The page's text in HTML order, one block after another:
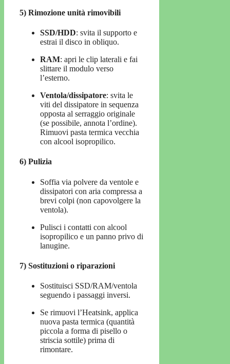
5) Rimozione unità rimovibili
SSD/HDD: svita il supporto e
estrai il disco in obliquo.
RAM: apri le clip laterali e fai
slittare il modulo verso
l’esterno.
Ventola/dissipatore: svita le
viti del dissipatore in sequenza
opposta al serraggio originale
(se possibile, annota l’ordine).
Rimuovi pasta termica vecchia
con alcool isopropilico.
6) Pulizia
Soffia via polvere da ventole e
dissipatori con aria compressa a
brevi colpi (non capovolgere la
ventola).
Pulisci i contatti con alcool
isopropilico e un panno privo di
lanugine.
7) Sostituzioni o riparazioni
Sostituisci SSD/RAM/ventola
seguendo i passaggi inversi.
Se rimuovi l’Heatsink, applica
nuova pasta termica (quantità
piccola a forma di pisello o
striscia sottile) prima di
rimontare.